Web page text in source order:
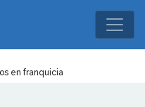
en franquicia